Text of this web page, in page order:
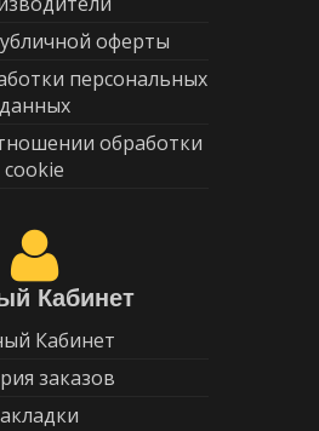
оферты
персональных
данных
обработки
cookie
Кабинет
Кабинет
заказов